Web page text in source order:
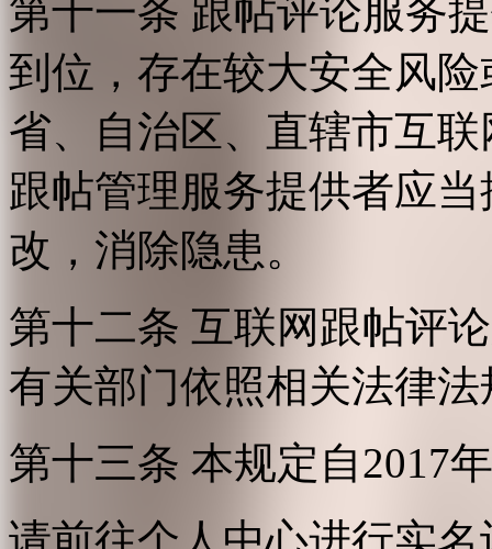
第十一条 跟帖评论服务
到位，存在较大安全风
省、自治区、直辖市互
跟帖管理服务提供者应
改，消除隐患。
第十二条 互联网跟帖评
有关部门依照相关法律
第十三条 本规定自2017
请前往个人中心进行实名